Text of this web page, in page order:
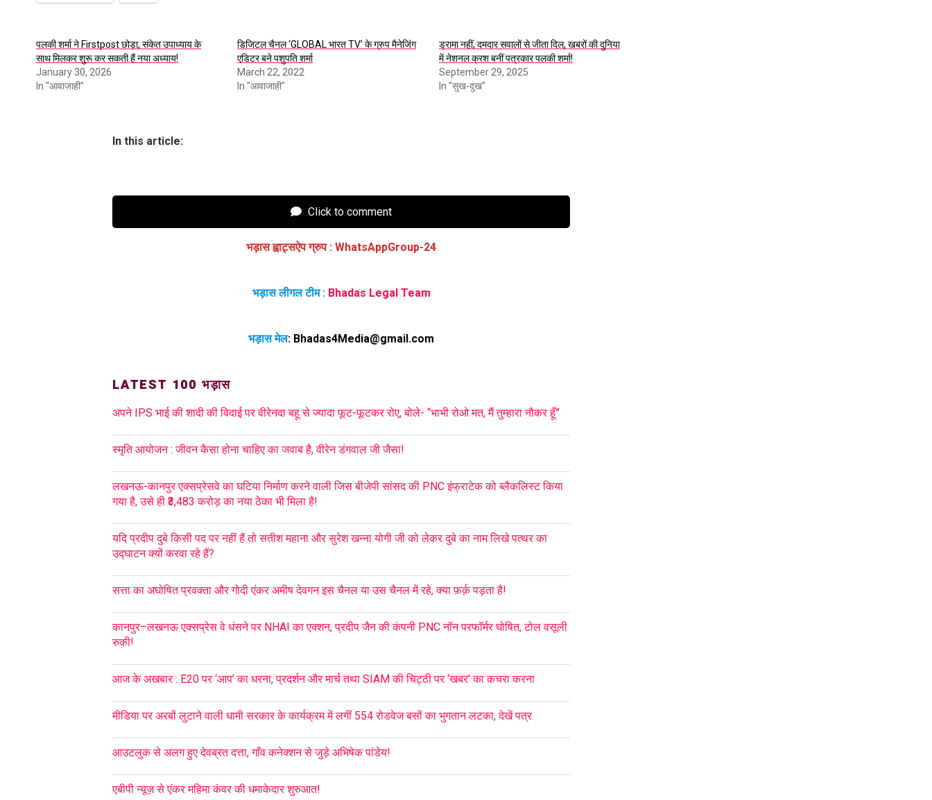
पलकी शर्मा ने Firstpost छोड़ा, संकेत उपाध्याय के
साथ मिलकर शुरू कर सकती हैं नया अध्याय!
January 30, 2026
In "आवाजाही"
डिजिटल चैनल ‘GLOBAL भारत TV’ के ग्रुप मैनेजिंग
एडिटर बने पशुपति शर्मा
March 22, 2022
In "आवाजाही"
ड्रामा नहीं, दमदार सवालों से जीता दिल, खबरों की दुनिया
में नेशनल क्रश बनीं पत्रकार पलकी शर्मा!
September 29, 2025
In "सुख-दुख"
In this article:
Click to comment
भड़ास ह्वाट्सऐप ग्रुप : WhatsAppGroup-24
भड़ास लीगल टीम : Bhadas Legal Team
भड़ास मेल: Bhadas4Media@gmail.com
LATEST 100 भड़ास
अपने IPS भाई की शादी की विदाई पर वीरेनदा बहू से ज्यादा फूट-फूटकर रोए, बोले- “भाभी रोओ मत, मैं तुम्हारा नौकर हूँ”
स्मृति आयोजन : जीवन कैसा होना चाहिए का जवाब है, वीरेन डंगवाल जी जैसा!
लखनऊ-कानपुर एक्सप्रेसवे का घटिया निर्माण करने वाली जिस बीजेपी सांसद की PNC इंफ्राटेक को ब्लैकलिस्ट किया
गया है, उसे ही ₹3,483 करोड़ का नया ठेका भी मिला है!
यदि प्रदीप दुबे किसी पद पर नहीं हैं तो सतीश महाना और सुरेश खन्ना योगी जी को लेकर दुबे का नाम लिखे पत्थर का
उद्घाटन क्यों करवा रहे हैं?
सत्ता का अघोषित प्रवक्ता और गोदी एंकर अमीष देवगन इस चैनल या उस चैनल में रहे, क्या फ़र्क़ पड़ता है!
कानपुर–लखनऊ एक्सप्रेस वे धंसने पर NHAI का एक्शन, प्रदीप जैन की कंपनी PNC नॉन परफॉर्मर घोषित, टोल वसूली
रुकी!
आज के अखबार : E20 पर ‘आप’ का धरना, प्रदर्शन और मार्च तथा SIAM की चिट्ठी पर ‘खबर’ का कचरा करना
मीडिया पर अरबों लुटाने वाली धामी सरकार के कार्यक्रम में लगीं 554 रोडवेज बसों का भुगतान लटका, देखें पत्र
आउटलुक से अलग हुए देवब्रत दत्ता, गाँव कनेक्शन से जुड़े अभिषेक पांडेय!
एबीपी न्यूज़ से एंकर महिमा कंवर की धमाकेदार शुरुआत!